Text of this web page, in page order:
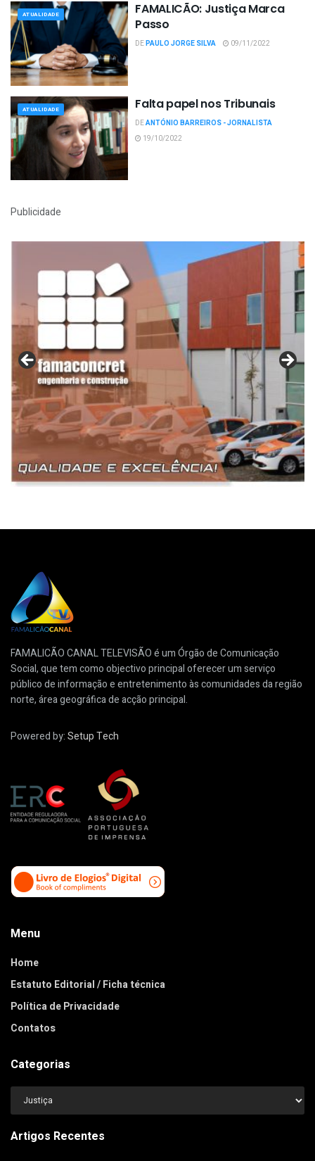
ATUALIDADE
FAMALICÃO: Justiça Marca
Passo
DEPAULO JORGE SILVA 09/11/2022
ATUALIDADE Falta papel nos Tribunais
DEANTÓNIO BARREIROS - JORNALISTA
19/10/2022
Publicidade
FAMALICÃO CANAL TELEVISÃO é um Órgão de Comunicação
Social, que tem como objectivo principal oferecer um serviço
público de informação e entretenimento às comunidades da região
norte, área geográfica de acção principal.
Powered by:Setup Tech
Menu
Home
Estatuto Editorial / Ficha técnica
Política de Privacidade
Contatos
Categorias
Artigos Recentes